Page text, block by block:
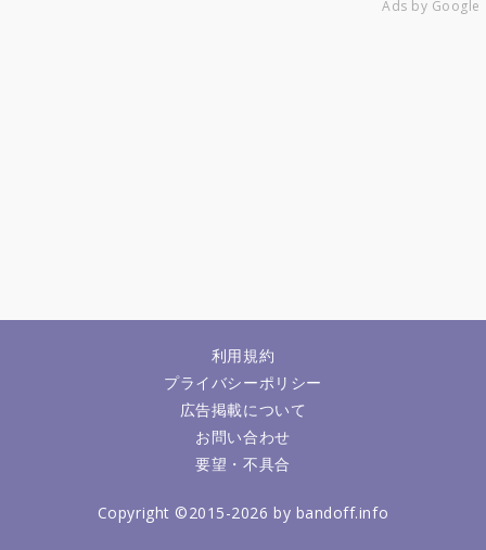
Ads by Google
利用規約
プライバシーポリシー
広告掲載について
お問い合わせ
要望・不具合
Copyright ©2015-2026 by bandoff.info